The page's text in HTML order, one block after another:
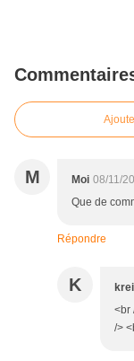
M Moi 08/11/
Que de
Répondre
K
<br
/>